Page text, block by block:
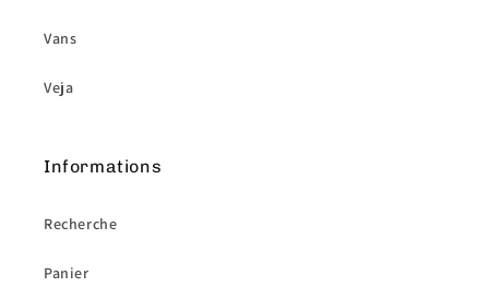
Vans
Veja
Informations
Recherche
Panier